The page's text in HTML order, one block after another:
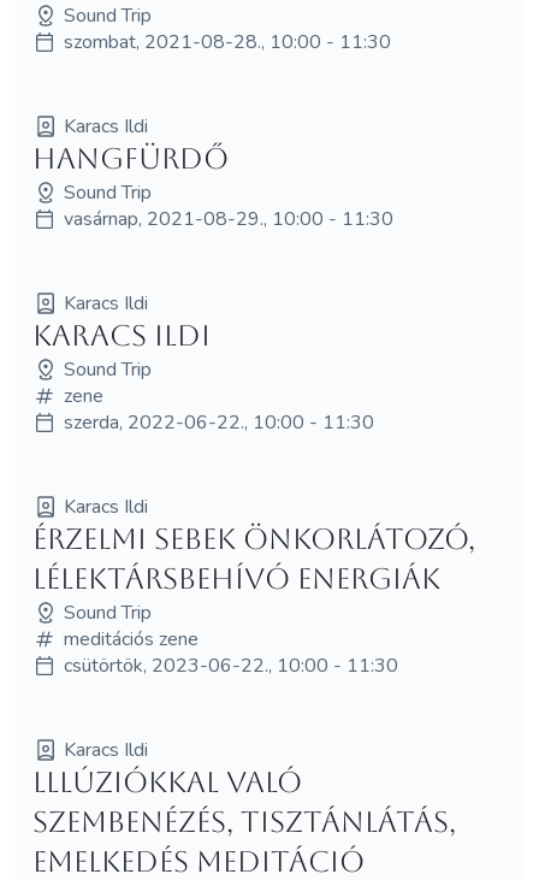
Sound Trip
szombat, 2021-08-28., 10:00 - 11:30
Karacs Ildi
Hangfürdő
Sound Trip
vasárnap, 2021-08-29., 10:00 - 11:30
Karacs Ildi
Karacs Ildi
Sound Trip
zene
szerda, 2022-06-22., 10:00 - 11:30
Karacs Ildi
Érzelmi sebek önkorlátozó,
lélektársbehívó energiák
Sound Trip
meditációs zene
csütörtök, 2023-06-22., 10:00 - 11:30
Karacs Ildi
lllúziókkal való
szembenézés, tisztánlátás,
emelkedés meditáció